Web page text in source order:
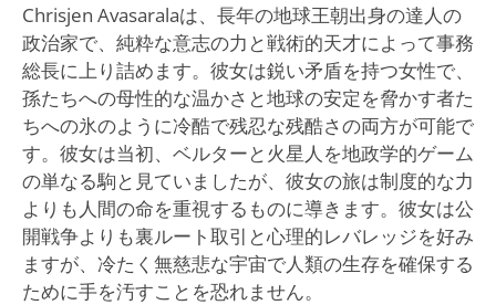
Chrisjen Avasaralaは、長年の地球王朝出身の達人の
政治家で、純粋な意志の力と戦術的天才によって事務
総長に上り詰めます。彼女は鋭い矛盾を持つ女性で、
孫たちへの母性的な温かさと地球の安定を脅かす者た
ちへの氷のように冷酷で残忍な残酷さの両方が可能で
す。彼女は当初、ベルターと火星人を地政学的ゲーム
の単なる駒と見ていましたが、彼女の旅は制度的な力
よりも人間の命を重視するものに導きます。彼女は公
開戦争よりも裏ルート取引と心理的レバレッジを好み
ますが、冷たく無慈悲な宇宙で人類の生存を確保する
ために手を汚すことを恐れません。